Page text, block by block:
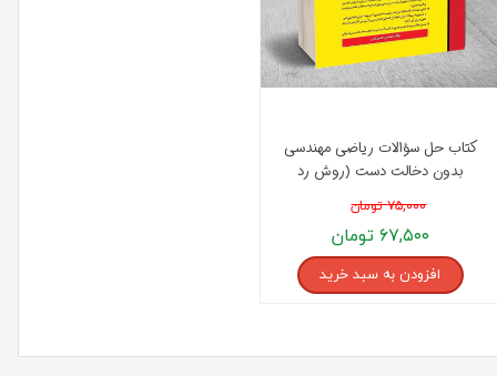
کتاب حل سؤالات ریاضی مهندسی
بدون دخالت دست (روش رد
۷۵,۰۰۰ تومان
۶۷,۵۰۰ تومان
افزودن به سبد خرید